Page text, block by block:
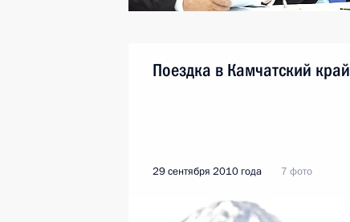
Поездка в Камчатский край
29 сентября 2010 года 7 фото